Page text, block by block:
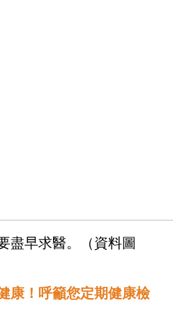
盡早求醫。（資料圖
康！呼籲您定期健康檢